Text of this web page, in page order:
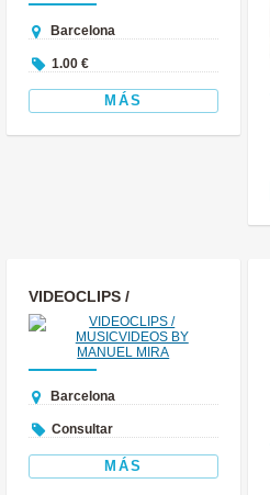
ARTIFICIAL
Barcelona
1.00 €
MÁS
VIDEOCLIPS /
MUSICVIDEOS BY
MANUEL MIRA
Barcelona
Consultar
MÁS